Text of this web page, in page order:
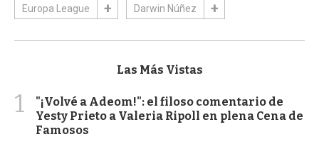
Europa League Darwin Núñez
Las Más Vistas
1
"¡Volvé a Adeom!": el filoso comentario de
Yesty Prieto a Valeria Ripoll en plena Cena de
Famosos